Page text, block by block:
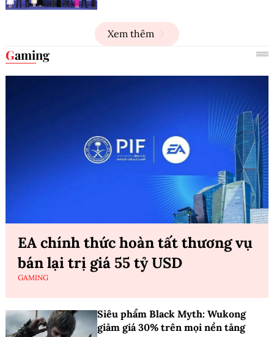
Xem thêm
Gaming
EA chính thức hoàn tất thương vụ
bán lại trị giá 55 tỷ USD
GAMING
Siêu phẩm Black Myth: Wukong
giảm giá 30% trên mọi nền tảng